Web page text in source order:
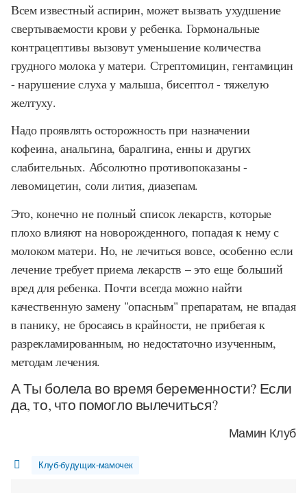
Всем известный аспирин, может вызвать ухудшение
свертываемости крови у ребенка. Гормональные
контрацептивы вызовут уменьшение количества
грудного молока у матери. Стрептомицин, гентамицин
- нарушение слуха у малыша, бисептол - тяжелую
желтуху.
Надо проявлять осторожность при назначении
кофеина, анальгина, баралгина, енны и других
слабительных. Абсолютно противопоказаны -
левомицетин, соли лития, диазепам.
Это, конечно не полный список лекарств, которые
плохо влияют на новорожденного, попадая к нему с
молоком матери. Но, не лечиться вовсе, особенно если
лечение требует приема лекарств – это еще больший
вред для ребенка. Почти всегда можно найти
качественную замену "опасным" препаратам, не впадая
в панику, не бросаясь в крайности, не прибегая к
разрекламированным, но недостаточно изученным,
методам лечения.
А Ты болела во время беременности? Если
да, то, что помогло вылечиться?
Мамин Клуб
Клуб-будущих-мамочек